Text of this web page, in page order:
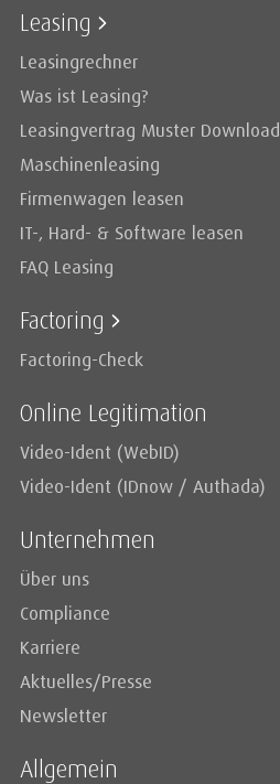
Leasing
Leasingrechner
Was ist Leasing?
Leasingvertrag Muster Download
Maschinenleasing
Firmenwagen leasen
IT-, Hard- & Software leasen
FAQ Leasing
Factoring
Factoring-Check
Online Legitimation
Video-Ident (WebID)
Video-Ident (IDnow / Authada)
Unternehmen
Über uns
Compliance
Karriere
Aktuelles/Presse
Newsletter
Allgemein